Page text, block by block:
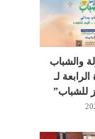
والشباب
لـ
للشباب”